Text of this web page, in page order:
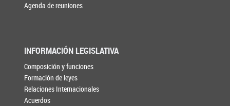
Agenda de reuniones
INFORMACIÓN LEGISLATIVA
Composición y funciones
Formación de leyes
Relaciones Internacionales
Acuerdos